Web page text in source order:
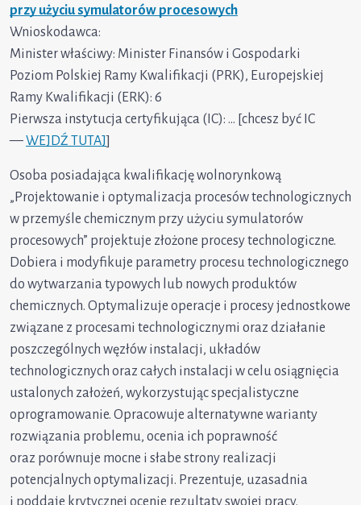
przy użyciu symulatorów procesowych
Wnioskodawca:
Minister właściwy: Minister Finansów i Gospodarki
Poziom Polskiej Ramy Kwalifikacji (PRK), Europejskiej
Ramy Kwalifikacji (ERK): 6
Pierwsza instytucja certyfikująca (IC): … [chcesz być IC
—WEJDŹ TUTAJ
Osoba posiadająca kwalifikację wolnorynkową
„Projektowanie i optymalizacja procesów technologicznych
w przemyśle chemicznym przy użyciu symulatorów
procesowych” projektuje złożone procesy technologiczne.
Dobiera i modyfikuje parametry procesu technologicznego
do wytwarzania typowych lub nowych produktów
chemicznych. Optymalizuje operacje i procesy jednostkowe
związane z procesami technologicznymi oraz działanie
poszczególnych węzłów instalacji, układów
technologicznych oraz całych instalacji w celu osiągnięcia
ustalonych założeń, wykorzystując specjalistyczne
oprogramowanie. Opracowuje alternatywne warianty
rozwiązania problemu, ocenia ich poprawność
oraz porównuje mocne i słabe strony realizacji
potencjalnych optymalizacji. Prezentuje, uzasadnia
i poddaje krytycznej ocenie rezultaty swojej pracy.